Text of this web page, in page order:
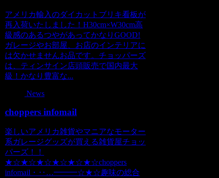
アメリカ輸入のダイカットブリキ看板が
再入荷いたしました！H30cm×W30cm高
級感のあるつやがあってかなりGOOD!
ガレージやお部屋、お店のインテリアに
は欠かせませんお品です。チョッパーズ
は、ティンサイン店頭販売で国内最大
級！かなり豊富な...
News
choppers infomail
楽しいアメリカ雑貨やマニアなモーター
系ガレージグッズが買える雑貨屋チョッ
パーズ！！
★☆★☆★☆★☆★☆★☆choppers
infomail・‥…━━━☆★☆趣味の総合